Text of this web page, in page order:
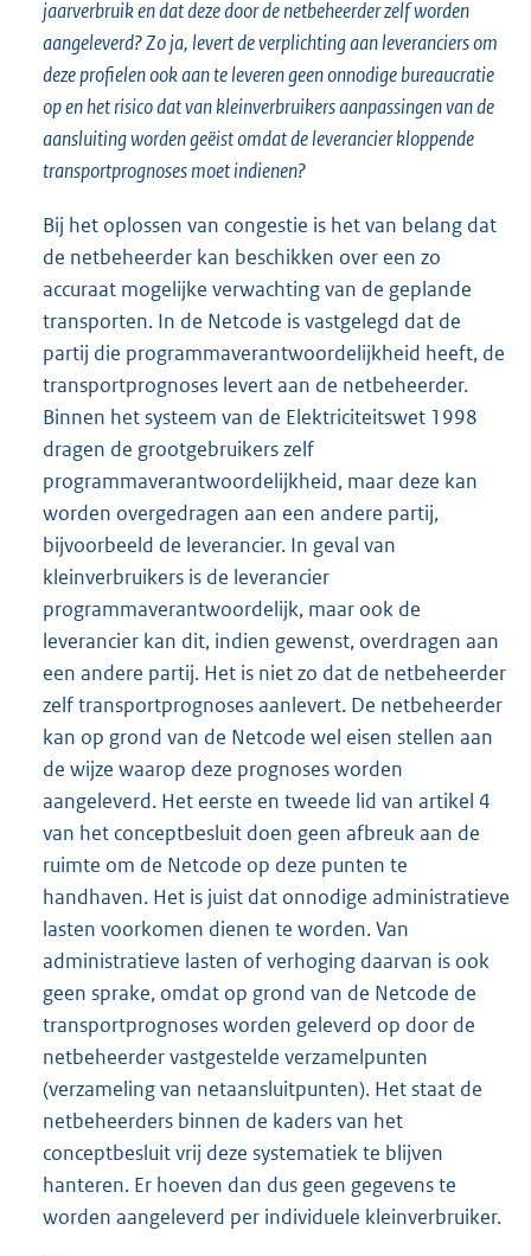
jaarverbruik en dat deze door de netbeheerder zelf worden
aangeleverd? Zo ja, levert de verplichting aan leveranciers om
deze profielen ook aan te leveren geen onnodige bureaucratie
op en het risico dat van kleinverbruikers aanpassingen van de
aansluiting worden geëist omdat de leverancier kloppende
transportprognoses moet indienen?
Bij het oplossen van congestie is het van belang dat
de netbeheerder kan beschikken over een zo
accuraat mogelijke verwachting van de geplande
transporten. In de Netcode is vastgelegd dat de
partij die programmaverantwoordelijkheid heeft, de
transportprognoses levert aan de netbeheerder.
Binnen het systeem van de Elektriciteitswet 1998
dragen de grootgebruikers zelf
programmaverantwoordelijkheid, maar deze kan
worden overgedragen aan een andere partij,
bijvoorbeeld de leverancier. In geval van
kleinverbruikers is de leverancier
programmaverantwoordelijk, maar ook de
leverancier kan dit, indien gewenst, overdragen aan
een andere partij. Het is niet zo dat de netbeheerder
zelf transportprognoses aanlevert. De netbeheerder
kan op grond van de Netcode wel eisen stellen aan
de wijze waarop deze prognoses worden
aangeleverd. Het eerste en tweede lid van artikel 4
van het conceptbesluit doen geen afbreuk aan de
ruimte om de Netcode op deze punten te
handhaven. Het is juist dat onnodige administratieve
lasten voorkomen dienen te worden. Van
administratieve lasten of verhoging daarvan is ook
geen sprake, omdat op grond van de Netcode de
transportprognoses worden geleverd op door de
netbeheerder vastgestelde verzamelpunten
(verzameling van netaansluitpunten). Het staat de
netbeheerders binnen de kaders van het
conceptbesluit vrij deze systematiek te blijven
hanteren. Er hoeven dan dus geen gegevens te
worden aangeleverd per individuele kleinverbruiker.